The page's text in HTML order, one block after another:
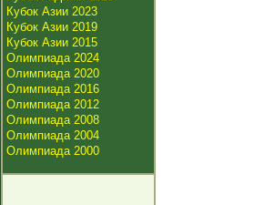
Кубок Азии 2023
Кубок Азии 2019
Кубок Азии 2015
Олимпиада 2024
Олимпиада 2020
Олимпиада 2016
Олимпиада 2012
Олимпиада 2008
Олимпиада 2004
Олимпиада 2000